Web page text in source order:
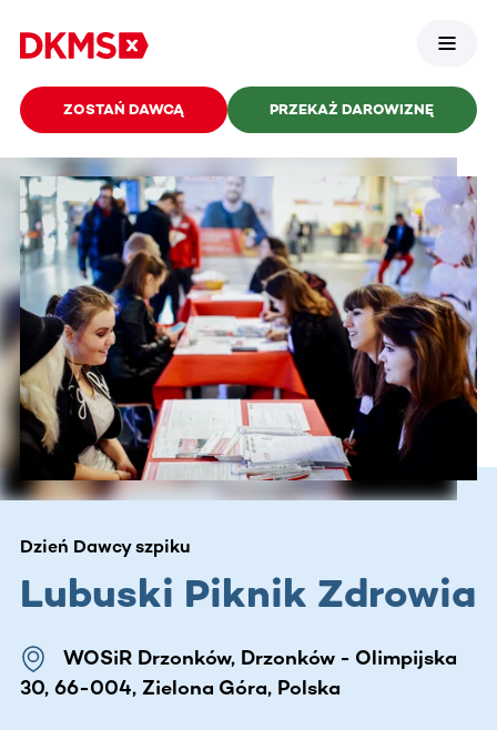
ZOSTAŃ DAWCĄ PRZEKAŻ DAROWIZNĘ
Dzień Dawcy szpiku
Lubuski Piknik Zdrowia
WOSiR Drzonków, Drzonków - Olimpijska
30, 66-004, Zielona Góra, Polska